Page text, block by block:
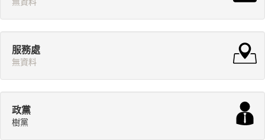
服務處
無資料
政黨
樹黨